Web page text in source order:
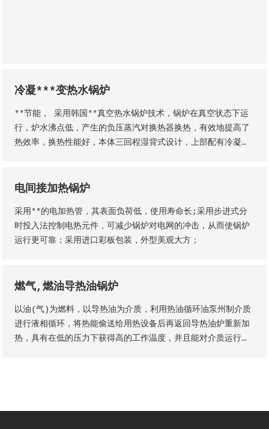
冷凝***变热水锅炉
**节能， 采用韩国**真空热水锅炉技术，锅炉在真空状态下运
行，炉水沸点低，产生的负压蒸汽对换热器换热，有效地提高了
热效率，换热性能好，本体三回程湿背式设计，上部配有冷凝器
电间接加热锅炉
采用**的电加热管，其表面负荷低，使用寿命长;采用步进式分
时投入法控制电热元件，可减少锅炉对电网的冲击，从而使锅炉
运行更可靠；采用进口彩板包装，外型美观大方；
燃气,燃油导热油锅炉
以油(气)为燃料，以导热油为介质，利用热油循环油泵州制介质
进行液相循环，将热能偷送给用热设备后再返回导热油炉重新加
热，具有在低的压力下获得高的工作温度，并且能对介质运行进